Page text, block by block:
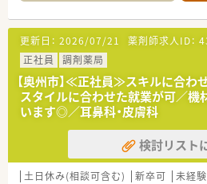
【募集背景と求める人物像について
■定期採用に伴う募集であり、チ
協力しながら業務に取り組める協
す。
■人柄を重視した選考を行ってお
方や、他社を経験して出戻りをご
■患者様に寄り添い、地域に根ざ
だける、明るく前向きな姿勢で業
【法人特徴について】
■岩手県を中心に40店舗以上を展
更新日： 2026/07/21 薬剤師求人ID：
正社員
調剤薬局
【奥州市】≪正社員≫スキルに合わ
スタイルに合わせた就業が可／機
います◎／耳鼻科・皮膚科
検討リスト
土日休み(相談可含む) 新卒可 未経